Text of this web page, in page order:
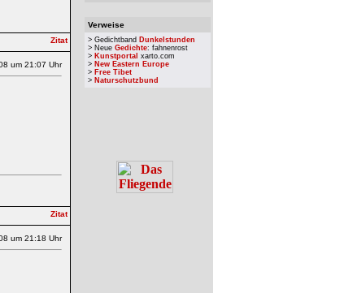
um 21:07 Uhr
um 21:18 Uhr
Verweise
> Gedichtband Dunkelstunden
> Neue Gedichte: fahnenrost
> Kunstportal xarto.com
> New Eastern Europe
> Free Tibet
> Naturschutzbund